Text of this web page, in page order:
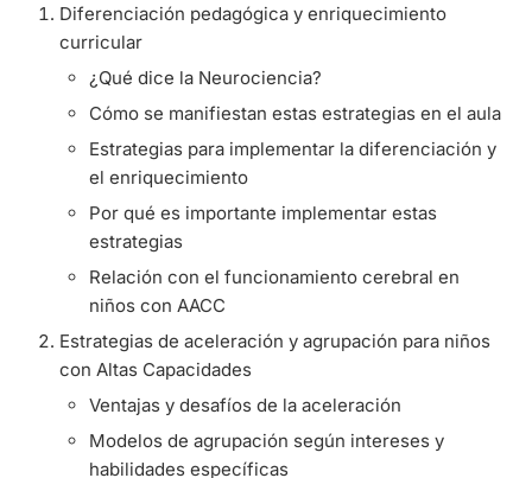
Diferenciación pedagógica y enriquecimiento
curricular
¿Qué dice la Neurociencia?
Cómo se manifiestan estas estrategias en el aula
Estrategias para implementar la diferenciación y
el enriquecimiento
Por qué es importante implementar estas
estrategias
Relación con el funcionamiento cerebral en
niños con AACC
Estrategias de aceleración y agrupación para niños
con Altas Capacidades
Ventajas y desafíos de la aceleración
Modelos de agrupación según intereses y
habilidades específicas